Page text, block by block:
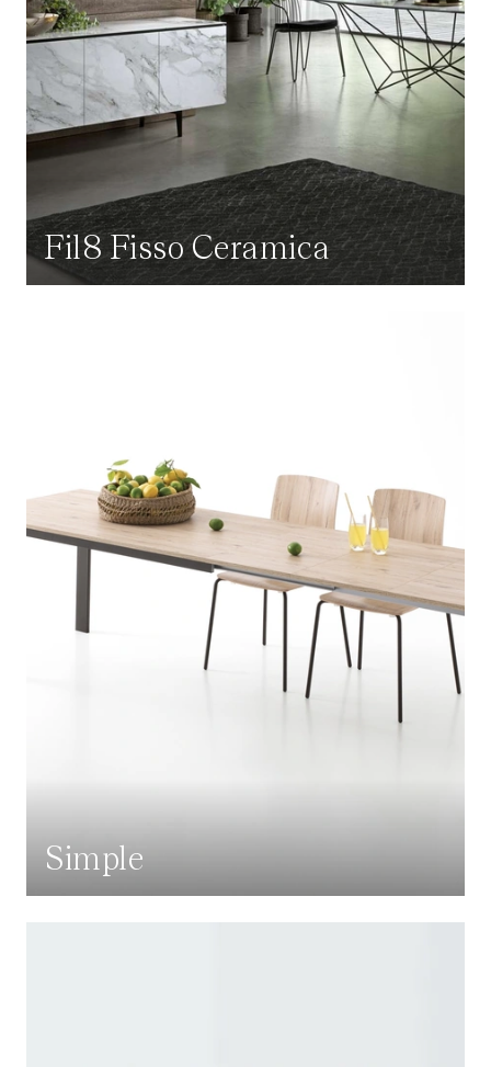
Fil8 Fisso Ceramica
Simple